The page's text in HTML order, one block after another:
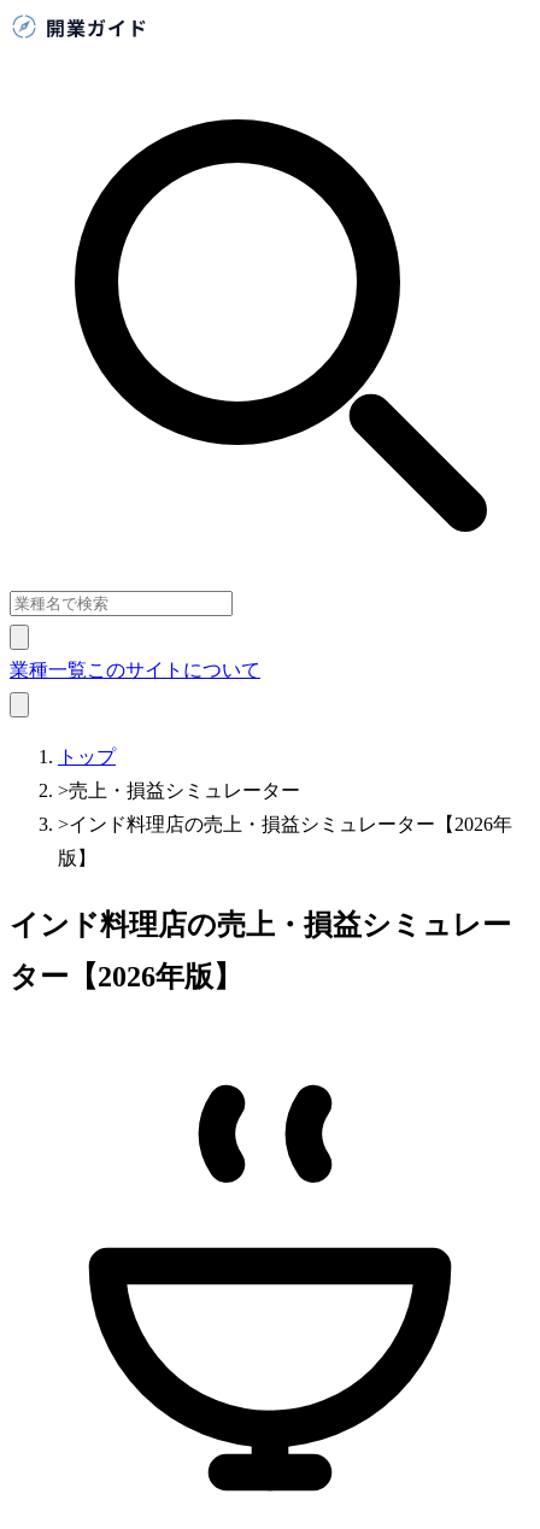
業種一覧このサイトについて
トップ
>売上・損益シミュレーター
>インド料理店の売上・損益シミュレーター【2026年
版】
インド料理店の売上・損益シミュレー
ター【2026年版】